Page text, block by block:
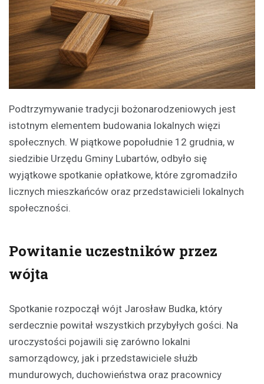
Podtrzymywanie tradycji bożonarodzeniowych jest
istotnym elementem budowania lokalnych więzi
społecznych. W piątkowe popołudnie 12 grudnia, w
siedzibie Urzędu Gminy Lubartów, odbyło się
wyjątkowe spotkanie opłatkowe, które zgromadziło
licznych mieszkańców oraz przedstawicieli lokalnych
społeczności.
Powitanie uczestników przez
wójta
Spotkanie rozpoczął wójt Jarosław Budka, który
serdecznie powitał wszystkich przybyłych gości. Na
uroczystości pojawili się zarówno lokalni
samorządowcy, jak i przedstawiciele służb
mundurowych, duchowieństwa oraz pracownicy